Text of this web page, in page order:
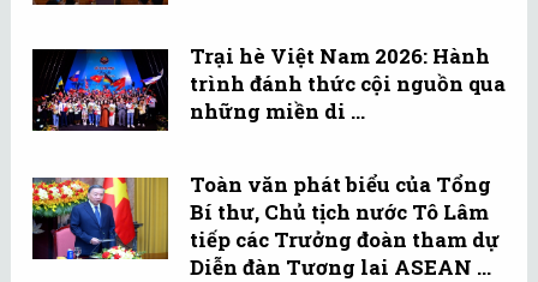
Trại hè Việt Nam 2026: Hành
trình đánh thức cội nguồn qua
những miền di ...
Toàn văn phát biểu của Tổng
Bí thư, Chủ tịch nước Tô Lâm
tiếp các Trưởng đoàn tham dự
Diễn đàn Tương lai ASEAN ...